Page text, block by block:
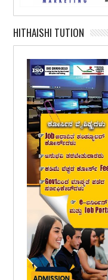
HITHAISHI TUTION